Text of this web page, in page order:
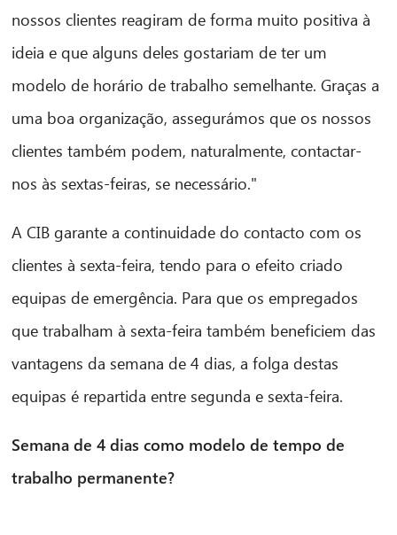
nossos clientes reagiram de forma muito positiva à
ideia e que alguns deles gostariam de ter um
modelo de horário de trabalho semelhante. Graças a
uma boa organização, assegurámos que os nossos
clientes também podem, naturalmente, contactar-
nos às sextas-feiras, se necessário."
A CIB garante a continuidade do contacto com os
clientes à sexta-feira, tendo para o efeito criado
equipas de emergência. Para que os empregados
que trabalham à sexta-feira também beneficiem das
vantagens da semana de 4 dias, a folga destas
equipas é repartida entre segunda e sexta-feira.
Semana de 4 dias como modelo de tempo de
trabalho permanente?